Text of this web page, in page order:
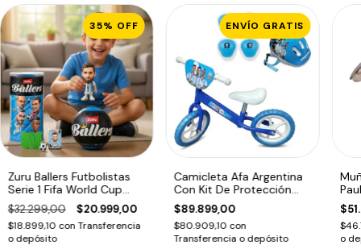
35% OFF
Zuru Ballers Futbolistas
Serie 1 Fifa World Cup
2026
$32.299,00 $20.999,00
$18.899,10 con Transferencia
o depósito
ENVÍO GRATIS
Camicleta Afa Argentina
Con Kit De Protección
Rodado 12 Azul Oscuro
$89.899,00
$80.909,10 con
Transferencia o depósito
o